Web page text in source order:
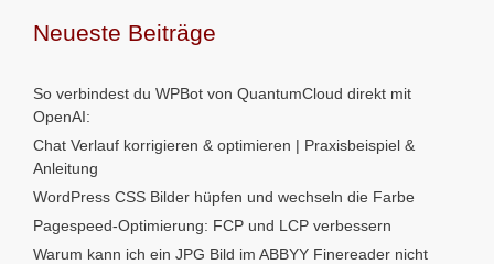
Neueste Beiträge
So verbindest du WPBot von QuantumCloud direkt mit
OpenAI:
Chat Verlauf korrigieren & optimieren | Praxisbeispiel &
Anleitung
WordPress CSS Bilder hüpfen und wechseln die Farbe
Pagespeed-Optimierung: FCP und LCP verbessern
Warum kann ich ein JPG Bild im ABBYY Finereader nicht